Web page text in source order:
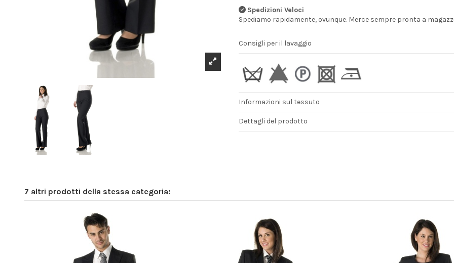
Spedizioni Veloci
Spediamo rapidamente, ovunque. Merce sempre pronta a
Consigli per il lavaggio
Informazioni sul tessuto
Dettagli del prodotto
7 altri prodotti della stessa categoria: